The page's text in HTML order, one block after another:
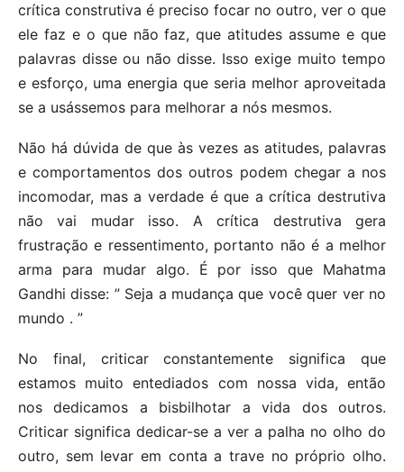
crítica construtiva é preciso focar no outro, ver o que
ele faz e o que não faz, que atitudes assume e que
palavras disse ou não disse. Isso exige muito tempo
e esforço, uma energia que seria melhor aproveitada
se a usássemos para melhorar a nós mesmos.
Não há dúvida de que às vezes as atitudes, palavras
e comportamentos dos outros podem chegar a nos
incomodar, mas a verdade é que a crítica destrutiva
não vai mudar isso. A crítica destrutiva gera
frustração e ressentimento, portanto não é a melhor
arma para mudar algo. É por isso que Mahatma
Gandhi disse: ” Seja a mudança que você quer ver no
mundo . ”
No final, criticar constantemente significa que
estamos muito entediados com nossa vida, então
nos dedicamos a bisbilhotar a vida dos outros.
Criticar significa dedicar-se a ver a palha no olho do
outro, sem levar em conta a trave no próprio olho.